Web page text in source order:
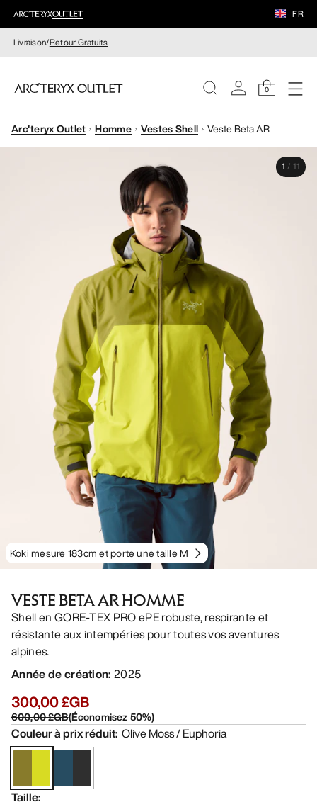
FR
Livraison/Retour Gratuits
0
FEMME
Arc'teryx Outlet Homme Vestes Shell Veste Beta AR
Koki mesure 183cm et porte une taille M
1 / 11
VESTE BETA AR HOMME
Shell en GORE-TEX PRO ePE robuste, respirante et
résistante aux intempéries pour toutes vos aventures
alpines.
Année de création: 2025
300,00 £GB
600,00 £GB(Économisez50%)
Couleur à prix réduit: Olive Moss / Euphoria
Taille: